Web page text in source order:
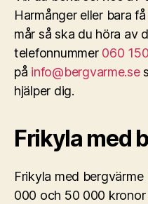
Harmånger eller bara
mår så ska du höra av
telefonnummer 060
på info@bergvarme.se
hjälper dig.
Frikyla med
Frikyla med
000 och 50 000